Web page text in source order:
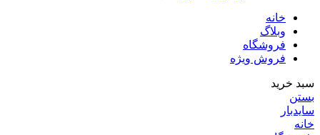
خانه
وبلاگ
فروشگاه
فروش ویژه
سبد خرید
بستن
سایدبار
خانه